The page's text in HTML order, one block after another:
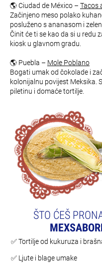
🌎 Ciudad de México – Tacos
Začinjeno meso polako
posluženo s ananasom i
Činit će ti se kao da si u redu
kiosk u glavnom gradu.
🌎 Puebla – Mole Poblano
Bogati umak od čokolade i
kolonijalnu povijest Meksika.
piletinu i domaće tortilje.
ŠTO ĆEŠ
✅ Tortilje od kukuruza i
✅ Ljute i blage umake